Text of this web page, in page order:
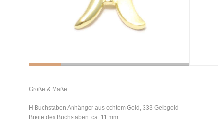
Größe & Maße:
H Buchstaben Anhänger aus echtem Gold, 333 Gelbgold
Breite des Buchstaben: ca. 11 mm